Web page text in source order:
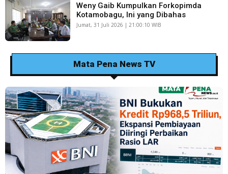
Weny Gaib Kumpulkan Forkopimda
Kotamobagu, Ini yang Dibahas
Jumat, 31 Juli 2026 | 21:00:10 WIB
Mata Pena News TV